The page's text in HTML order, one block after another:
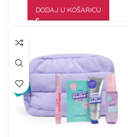
DODAJ U KOŠARICU